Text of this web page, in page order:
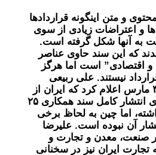
و متن اینگونه قراردادها
ها و اعتراضات زیادی از سوی
به آنها شکل گرفته است.
که این سند حاوی عناصر
اقتصادی” است اما هرگز
نیستند. علی ربیعی
سخنگوی دولت در ٣٠ مارس اعلام کرد که ایران از
ابتدا هیچ مشکلی برای انتشار کامل سند همکاری ۲۵
اما چین به لحاظ برخی
آن نبوده است. علیرضا
صنعت، معدن و تجارت و
ایران نیز در سخنانی